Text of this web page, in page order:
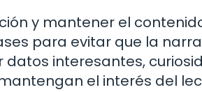
y mantener el
para evitar que la
datos interesantes,
el interés del